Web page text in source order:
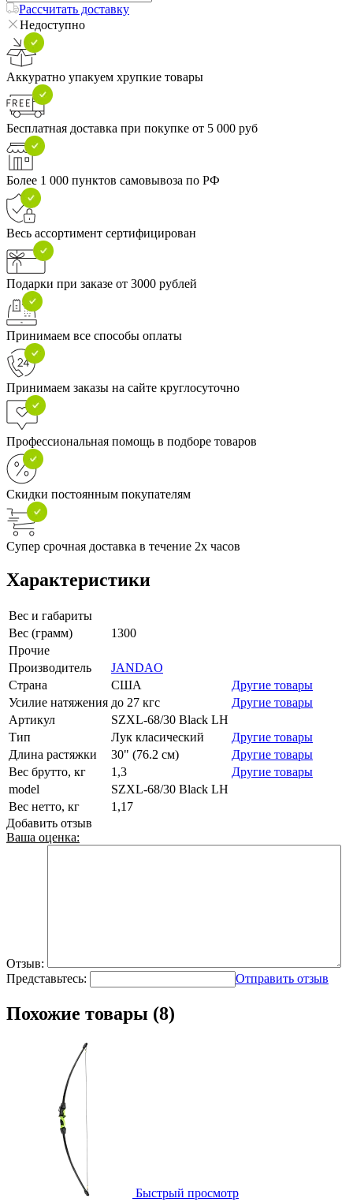
Рассчитать доставку
Недоступно
Аккуратно упакуем хрупкие товары
Бесплатная доставка при покупке от 5 000 руб
Более 1 000 пунктов самовывоза по РФ
Весь ассортимент сертифицирован
Подарки при заказе от 3000 рублей
Принимаем все способы оплаты
Принимаем заказы на сайте круглосуточно
Профессиональная помощь в подборе товаров
Скидки постоянным покупателям
Супер срочная доставка в течение 2х часов
Характеристики
Вес и габариты
Вес (грамм)
1300
Прочие
Производитель
JANDAO
Страна
США
Другие товары
Усилие натяжения до 27 кгс
Другие товары
Артикул
SZXL-68/30 Black LH
Тип
Лук класический
Другие товары
Длина растяжки
30" (76.2 см)
Другие товары
Вес брутто, кг
1,3
Другие товары
model
SZXL-68/30 Black LH
Вес нетто, кг
1,17
Добавить отзыв
Ваша оценка:
Отзыв:
Представьтесь:
Отправить отзыв
Похожие товары (8)
Быстрый просмотр